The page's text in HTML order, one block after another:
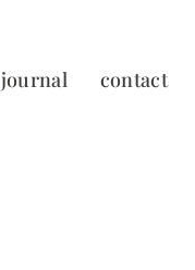
journal contact